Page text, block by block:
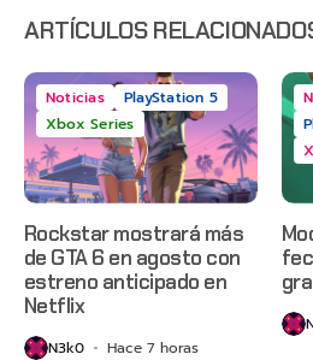
2 y más
ARTÍCULOS
Noticias
PlayStation 5
Xbox Series
Rockstar mostrará más
de GTA 6 en agosto con
estreno anticipado en
Netflix
N3k0 Hace 7 horas